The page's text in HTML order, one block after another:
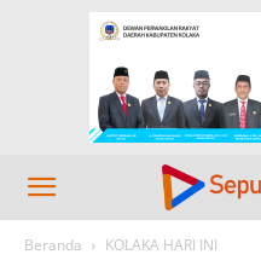
Beranda KOLAKA HARI INI